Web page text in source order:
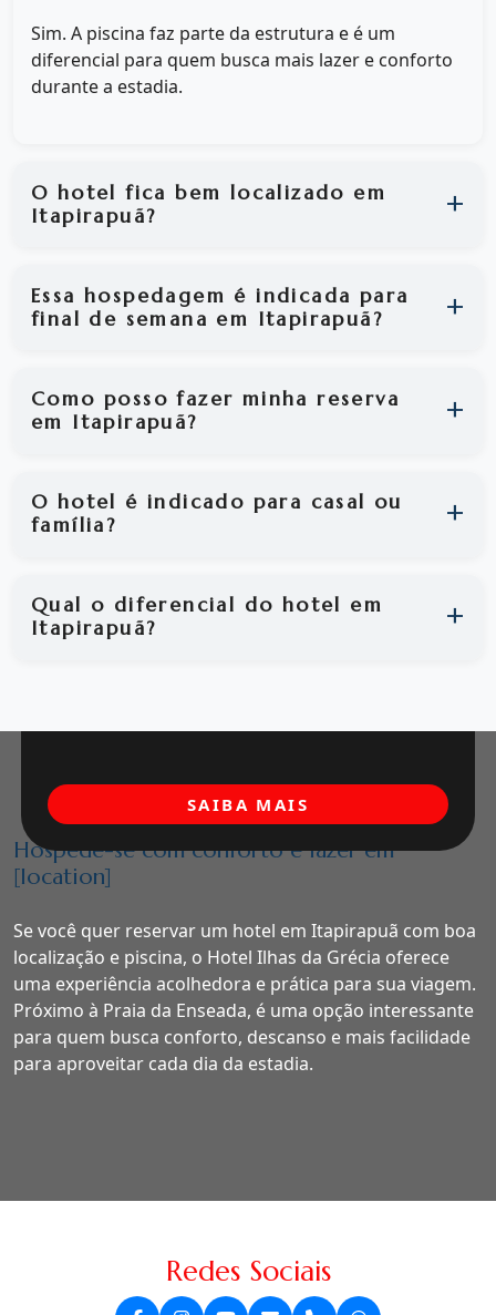
Sim. A piscina faz parte da estrutura e é um
diferencial para quem busca mais lazer e conforto
durante a estadia.
O hotel fica bem localizado em
Itapirapuã?
Essa hospedagem é indicada para
final de semana em Itapirapuã?
Como posso fazer minha reserva
em Itapirapuã?
O hotel é indicado para casal ou
família?
Qual o diferencial do hotel em
Itapirapuã?
Hospede-se com conforto e lazer em
[location]
Se você quer reservar um hotel em Itapirapuã com boa
localização e piscina, o Hotel Ilhas da Grécia oferece
uma experiência acolhedora e prática para sua viagem.
Próximo à Praia da Enseada, é uma opção interessante
para quem busca conforto, descanso e mais facilidade
para aproveitar cada dia da estadia.
SAIBA MAIS
Redes Sociais